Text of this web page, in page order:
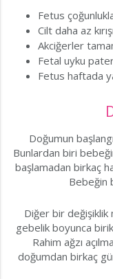
Fetus
Cilt daha az
Akciğerler
Fetal uyku
Fetus haftada
Doğumun
Bunlardan biri
başlamadan birkaç
Bebeğin
Diğer bir değişiklik
gebelik boyunca
Rahim ağzı
doğumdan birkaç